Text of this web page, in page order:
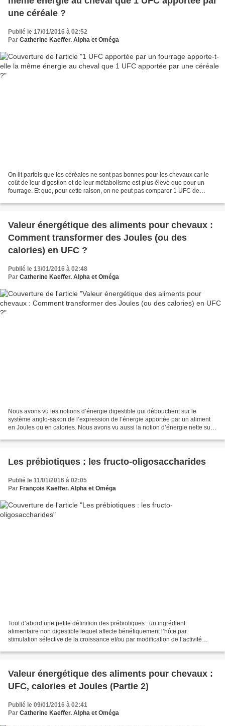
une céréale ?
Publié le 17/01/2016 à 02:52
Par Catherine Kaeffer. Alpha et Oméga
On lit parfois que les céréales ne sont pas bonnes pour les chevaux car le
coût de leur digestion et de leur métabolisme est plus élevé que pour un
fourrage. Et que, pour cette raison, on ne peut pas comparer 1 UFC de
Valeur énergétique des aliments pour chevaux :
Comment transformer des Joules (ou des
calories) en UFC ?
Publié le 13/01/2016 à 02:48
Par Catherine Kaeffer. Alpha et Oméga
Nous avons vu les notions d’énergie digestible qui débouchent sur le
système anglo-saxon de l’expression de l’énergie apportée par un aliment
en Joules ou en calories. Nous avons vu aussi la notion d’énergie nette sur
Les prébiotiques : les fructo-oligosaccharides
Publié le 11/01/2016 à 02:05
Par François Kaeffer. Alpha et Oméga
Tout d’abord une petite définition des prébiotiques : un ingrédient
alimentaire non digestible lequel affecte bénéfiquement l’hôte par
stimulation sélective de la croissance et/ou par modification de l’activité
Valeur énergétique des aliments pour chevaux :
UFC, calories et Joules (Partie 2)
Publié le 09/01/2016 à 02:41
Par Catherine Kaeffer. Alpha et Oméga